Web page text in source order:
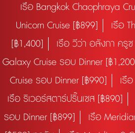
เรือ Bangkok Chaophraya
Unicorn Cruise [฿899]
เรือ
[฿1,400]
เรือ วีว่า อลังกา ครู
Galaxy Cruise รอบ Dinner [฿
Cruise รอบ Dinner [฿990]
เรื
เรือ ริเวอร์สตาร์ปริ๊นเซส [฿890]
รอบ Dinner [฿899]
เรือ